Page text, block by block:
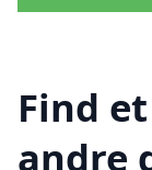
Find
andre